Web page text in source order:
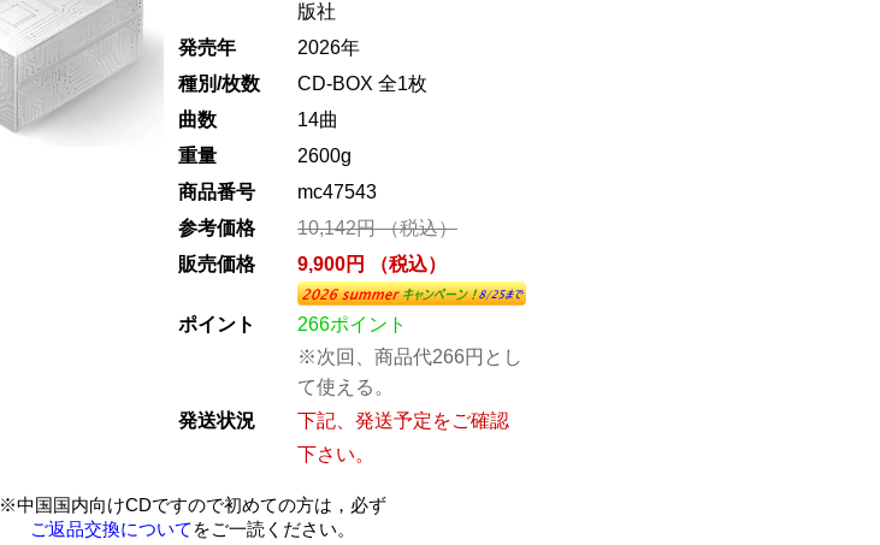
版社
発売年
2026年
種別/枚数
CD-BOX 全1枚
曲数
14曲
重量
2600g
商品番号
mc47543
参考価格
10,142円 （税込）
販売価格
9,900円 （税込）
ポイント
266ポイント
※次回、商品代266円とし
て使える。
発送状況
下記、発送予定をご確認
下さい。
※中国国内向けCDですので初めての方は，必ず
ご返品交換について をご一読ください。